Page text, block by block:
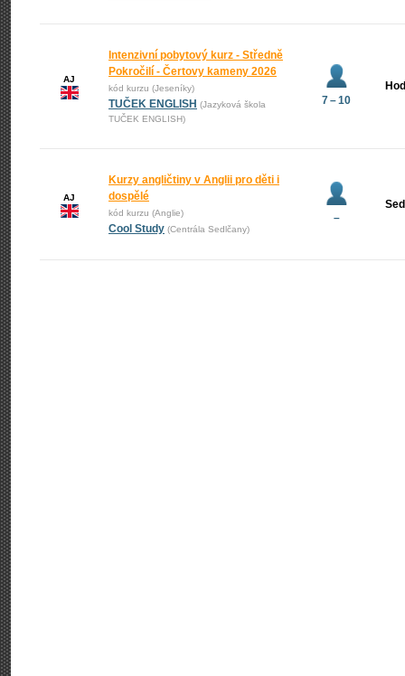
AJ
Intenzivní pobytový kurz - Středně
Pokročilí - Čertovy kameny 2026
kód kurzu (Jeseníky)
TUČEK ENGLISH (Jazyková škola
TUČEK ENGLISH)
7 – 10
AJ
Kurzy angličtiny v Anglii pro děti i
dospělé
kód kurzu (Anglie)
Cool Study (Centrála Sedlčany)
–